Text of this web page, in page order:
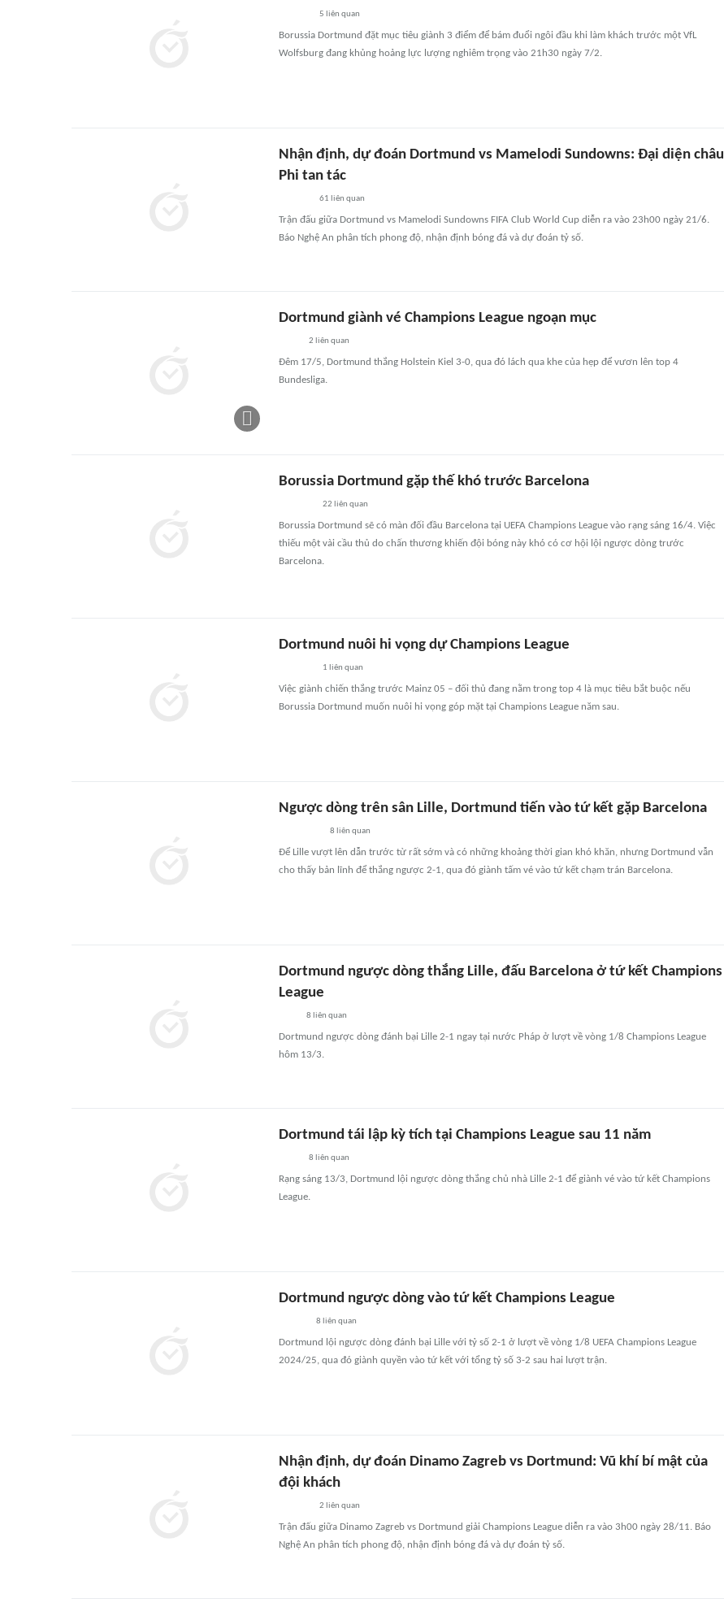
5 liên quan
Borussia Dortmund đặt mục tiêu giành 3 điểm để bám đuổi ngôi đầu khi làm khách trước một VfL
Wolfsburg đang khủng hoảng lực lượng nghiêm trọng vào 21h30 ngày 7/2.
Nhận định, dự đoán Dortmund vs Mamelodi Sundowns: Đại diện châu
Phi tan tác
61 liên quan
Trận đấu giữa Dortmund vs Mamelodi Sundowns FIFA Club World Cup diễn ra vào 23h00 ngày 21/6.
Báo Nghệ An phân tích phong độ, nhận định bóng đá và dự đoán tỷ số.
Dortmund giành vé Champions League ngoạn mục
2 liên quan
Đêm 17/5, Dortmund thắng Holstein Kiel 3-0, qua đó lách qua khe của hẹp để vươn lên top 4
Bundesliga.
Borussia Dortmund gặp thế khó trước Barcelona
22 liên quan
Borussia Dortmund sẽ có màn đối đầu Barcelona tại UEFA Champions League vào rạng sáng 16/4. Việc
thiếu một vài cầu thủ do chấn thương khiến đội bóng này khó có cơ hội lội ngược dòng trước
Barcelona.
Dortmund nuôi hi vọng dự Champions League
1 liên quan
Việc giành chiến thắng trước Mainz 05 – đối thủ đang nằm trong top 4 là mục tiêu bắt buộc nếu
Borussia Dortmund muốn nuôi hi vọng góp mặt tại Champions League năm sau.
Ngược dòng trên sân Lille, Dortmund tiến vào tứ kết gặp Barcelona
8 liên quan
Để Lille vượt lên dẫn trước từ rất sớm và có những khoảng thời gian khó khăn, nhưng Dortmund vẫn
cho thấy bản lĩnh để thắng ngược 2-1, qua đó giành tấm vé vào tứ kết chạm trán Barcelona.
Dortmund ngược dòng thắng Lille, đấu Barcelona ở tứ kết Champions
League
8 liên quan
Dortmund ngược dòng đánh bại Lille 2-1 ngay tại nước Pháp ở lượt về vòng 1/8 Champions League
hôm 13/3.
Dortmund tái lập kỳ tích tại Champions League sau 11 năm
8 liên quan
Rạng sáng 13/3, Dortmund lội ngược dòng thắng chủ nhà Lille 2-1 để giành vé vào tứ kết Champions
League.
Dortmund ngược dòng vào tứ kết Champions League
8 liên quan
Dortmund lội ngược dòng đánh bại Lille với tỷ số 2-1 ở lượt về vòng 1/8 UEFA Champions League
2024/25, qua đó giành quyền vào tứ kết với tổng tỷ số 3-2 sau hai lượt trận.
Nhận định, dự đoán Dinamo Zagreb vs Dortmund: Vũ khí bí mật của
đội khách
2 liên quan
Trận đấu giữa Dinamo Zagreb vs Dortmund giải Champions League diễn ra vào 3h00 ngày 28/11. Báo
Nghệ An phân tích phong độ, nhận định bóng đá và dự đoán tỷ số.